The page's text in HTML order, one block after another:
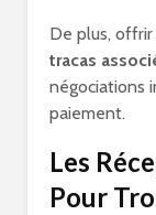
De plus,
tracas
négociations
paiement.
Les
Pour